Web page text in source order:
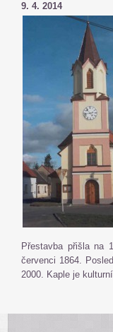
9. 4. 2014
Přestavba přišla na
červenci 1864.
2000. Kaple je